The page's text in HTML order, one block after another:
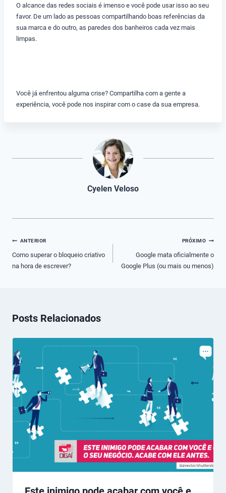
O alcance das redes sociais é imenso e você pode usar isso ao seu
favor. De um lado as pessoas compartilhando boas referências da
sua marca e do outro, as paredes dos banheiros cada vez mais
limpas.
Você já enfrentou alguma crise? Compartilha com a gente a
experiência, você pode nos inspirar com o case da sua empresa.
Cyelen Veloso
Navegação
de
Post
ANTERIOR
Como superar o bloqueio criativo
na hora de escrever?
PRÓXIMO
Google mata oficialmente o
Google Plus (ou mais ou menos)
Posts Relacionados